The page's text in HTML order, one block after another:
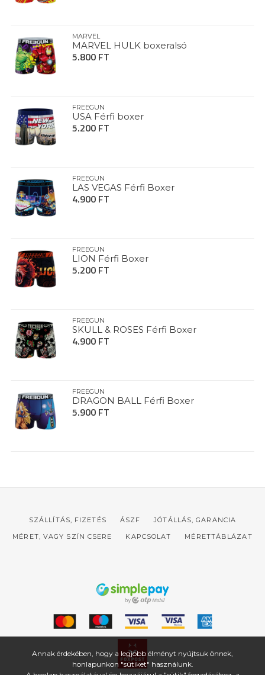
Annak érdekében, hogy a legjobb élményt nyújtsuk önnek,
honlapunkon "sütiket" használunk.
MARVEL
MARVEL HULK boxeralsó
5.800 FT
FREEGUN
USA Férfi boxer
5.200 FT
FREEGUN
LAS VEGAS Férfi Boxer
4.900 FT
FREEGUN
LION Férfi Boxer
5.200 FT
FREEGUN
SKULL & ROSES Férfi Boxer
4.900 FT
FREEGUN
DRAGON BALL Férfi Boxer
5.900 FT
SZÁLLÍTÁS, FIZETÉS ÁSZF
JÓTÁLLÁS, GARANCIA
MÉRET, VAGY SZÍN CSERE
KAPCSOLAT MÉRETTÁBLÁZAT